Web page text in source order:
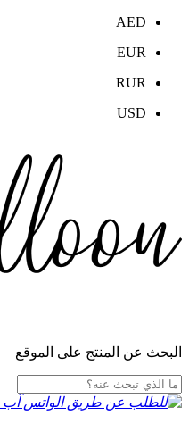
AED
EUR
RUR
USD
البحث عن المنتج على الموقع